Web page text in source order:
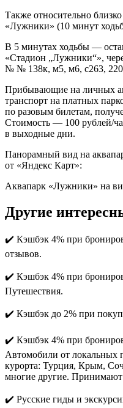
Также относительно
«Лужники» (10 минут
В 5 минутах ходьбы —
«Стадион „Лужники“»,
№ № 138к, м5, м6, с263,
Прибывающие на личных
транспорт на платных
по разовым билетам,
Стоимость — 100 рублей/
в выходные дни.
Панорамный вид на
от «Яндекс Карт»:
Аквапарк «Лужники» на
Другие
✔️ Кэшбэк 4% при
отзывов.
✔️ Кэшбэк 4% при
Путешествия.
✔️ Кэшбэк до 2% при
✔️ Кэшбэк 4% при
Автомобили от локальных
курорта: Турция, Крым,
многие другие.
✔️ Русские гиды и